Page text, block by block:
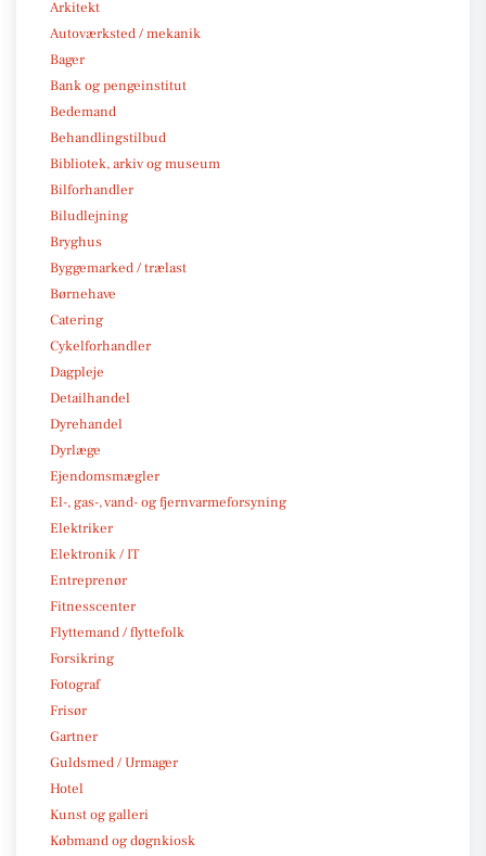
Arkitekt
Autoværksted / mekanik
Bager
Bank og pengeinstitut
Bedemand
Behandlingstilbud
Bibliotek, arkiv og museum
Bilforhandler
Biludlejning
Bryghus
Byggemarked / trælast
Børnehave
Catering
Cykelforhandler
Dagpleje
Detailhandel
Dyrehandel
Dyrlæge
Ejendomsmægler
El-, gas-, vand- og fjernvarmeforsyning
Elektriker
Elektronik / IT
Entreprenør
Fitnesscenter
Flyttemand / flyttefolk
Forsikring
Fotograf
Frisør
Gartner
Guldsmed / Urmager
Hotel
Kunst og galleri
Købmand og døgnkiosk